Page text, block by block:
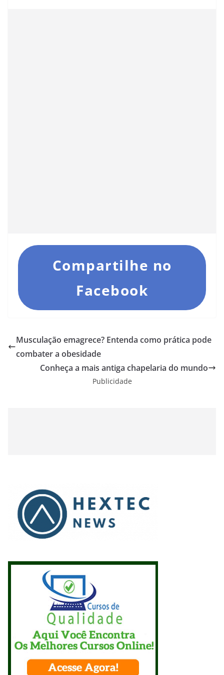
Compartilhe no
Facebook
Musculação emagrece? Entenda como prática pode
combater a obesidade
Conheça a mais antiga chapelaria do mundo
Publicidade